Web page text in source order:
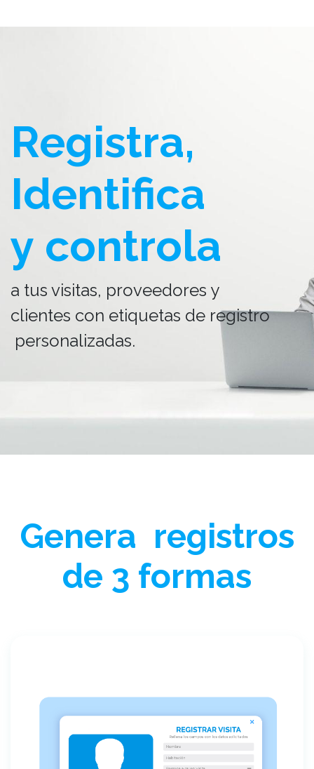
Registra,
Identifica
y controla
a tus visitas, proveedores y
clientes con etiquetas de registro​
personalizadas.
Genera registros
de 3 formas